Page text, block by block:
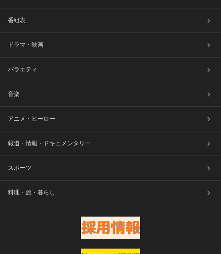
番組表
ドラマ・映画
バラエティ
音楽
アニメ・ヒーロー
報道・情報・ドキュメンタリー
スポーツ
料理・旅・暮らし